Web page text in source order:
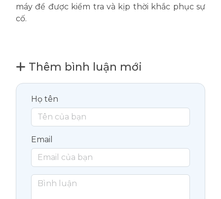
máy để được kiểm tra và kịp thời khắc phục sự
cố.
Thêm bình luận mới
Họ tên
Email